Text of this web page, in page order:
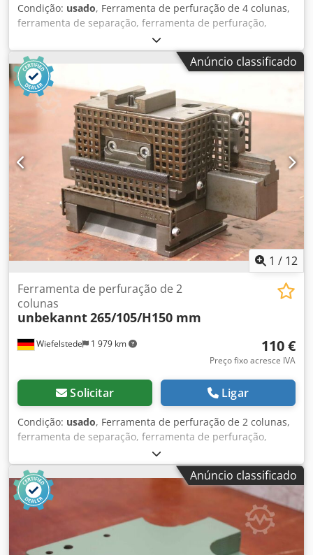
Condição: usado, Ferramenta de perfuração de 4 colunas,
ferramenta de separação, ferramenta de perfuração,
punção, matriz de perfuração, carimbo de perfuração
Crodpfju I Hpmsx Af Hjf Ferramenta de perfuração:
ferramenta de perfuração de 4 colunas com furo
ranhurado 10 x 7,5 mm -Dimensões do punção: ver foto
com as dimensões -Dimensões: 800/315/H320 mm -Peso:
120 kg
Anúncio classificado
1 / 12
Wiefelstede 1 979 km
Ferramenta de perfuração de 2
colunas
unbekannt265/105/H150 mm
110 €
Preço fixo acresce IVA
Solicitar Ligar
Condição: usado, Ferramenta de perfuração de 2 colunas,
ferramenta de separação, ferramenta de perfuração,
punção, matriz de perfuração, carimbo de perfuração,
estrutura de coluna -Ferramenta de perfuração: 2 colunas,
Ø 10/14/10 mm -Dimensões do punção: ver foto com as
dimensões Credpfxsu I Hptj Af Hof -Dimensões:
265/105/H150 mm -Peso: 11,7 kg
Anúncio classificado